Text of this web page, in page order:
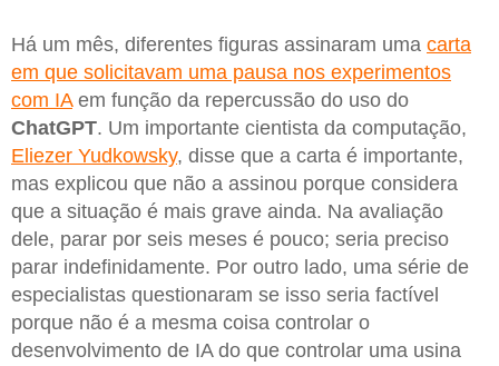
Há um mês, diferentes figuras assinaram uma carta
em que solicitavam uma pausa nos experimentos
com IAem função da repercussão do uso do
ChatGPT. Um importante cientista da computação,
Eliezer Yudkowsky, disse que a carta é importante,
mas explicou que não a assinou porque considera
que a situação é mais grave ainda. Na avaliação
dele, parar por seis meses é pouco; seria preciso
parar indefinidamente. Por outro lado, uma série de
especialistas questionaram se isso seria factível
porque não é a mesma coisa controlar o
desenvolvimento de IA do que controlar uma usina